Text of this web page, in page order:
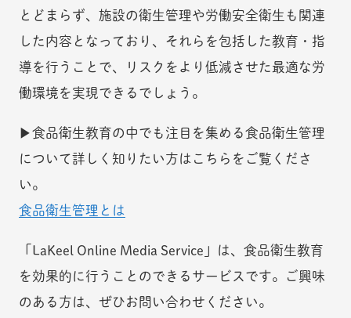
とどまらず、施設の衛生管理や労働安全衛生も関連
した内容となっており、それらを包括した教育・指
導を行うことで、リスクをより低減させた最適な労
働環境を実現できるでしょう。
▶食品衛生教育の中でも注目を集める食品衛生管理
について詳しく知りたい方はこちらをご覧くださ
い。
食品衛生管理とは
「LaKeel Online Media Service」は、食品衛生教育
を効果的に行うことのできるサービスです。ご興味
のある方は、ぜひお問い合わせください。